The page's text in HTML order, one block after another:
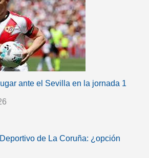
ante el Sevilla en la jornada 1
de La Coruña: ¿opción